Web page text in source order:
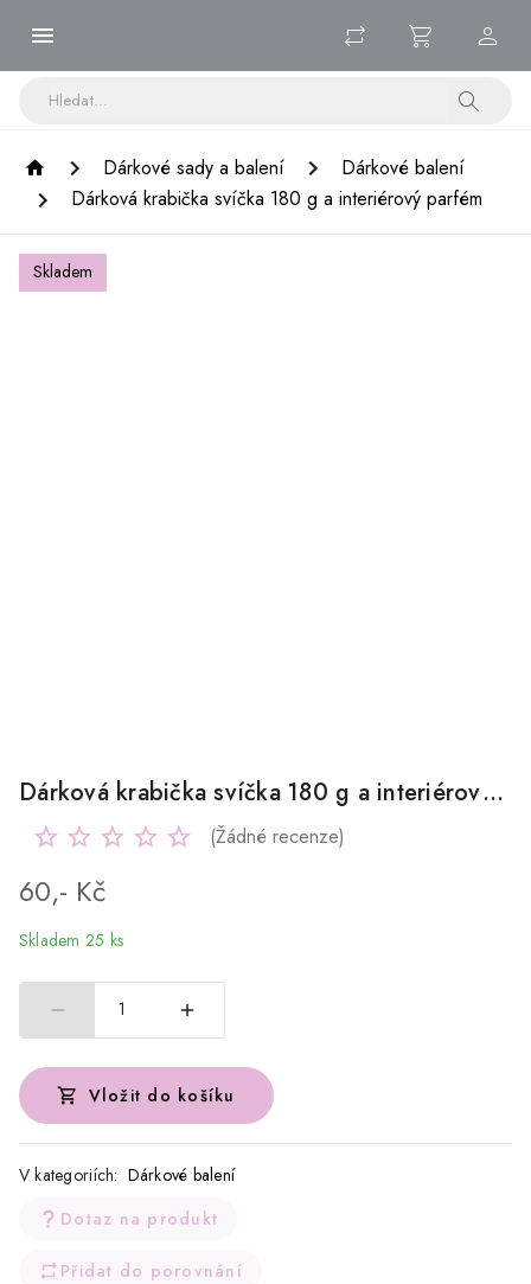
Dárkové sady a balení
Dárkové balení
Dárková krabička svíčka 180 g a interiérový parfém
Skladem
Dárková krabička svíčka 180 g a interiérový parfém
(Žádné recenze)
60,- Kč
Skladem 25 ks
1
Vložit do košíku
V kategoriích: Dárkové balení
Dotaz na produkt
Přidat do porovnání